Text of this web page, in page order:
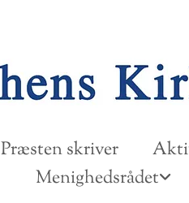
Præsten skriver
Menighedsrådet